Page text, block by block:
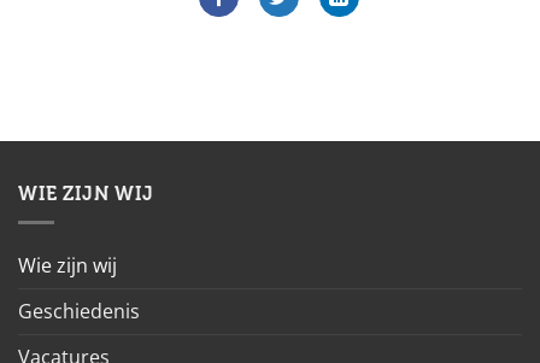
WIE ZIJN WIJ
Wie zijn wij
Geschiedenis
Vacatures